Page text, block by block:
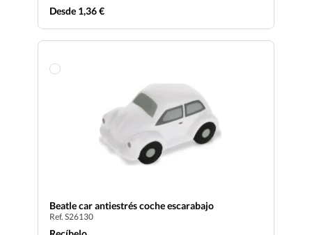
Desde 1,36 €
Beatle car antiestrés coche escarabajo
Ref. S26130